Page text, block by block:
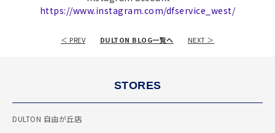
https://www.instagram.com/dfservice_west/
＜ PREV DULTON BLOG一覧へ NEXT ＞
STORES
DULTON 自由が丘店